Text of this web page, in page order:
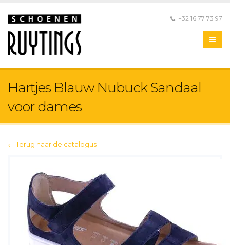
+32 16 77 73 97
Hartjes Blauw Nubuck Sandaal
voor dames
← Terug naar de catalogus